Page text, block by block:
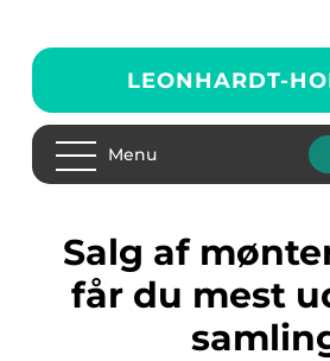
LEONHARDT-
Menu
Salg af mønter: sådan
får du mest